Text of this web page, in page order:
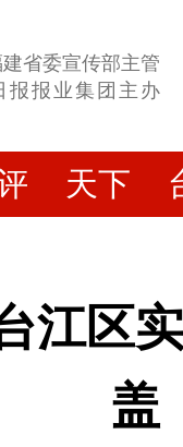
省委宣传部主管
报报业集团主办
天下
江区
盖